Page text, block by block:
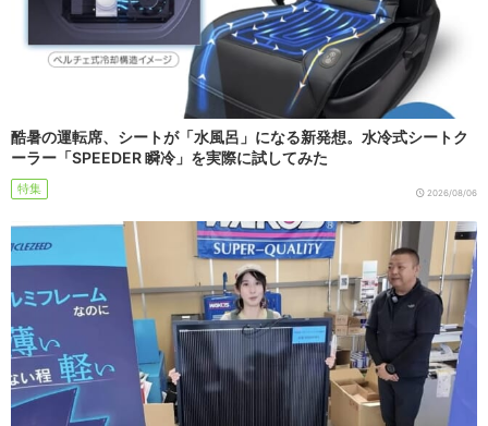
酷暑の運転席、シートが「水風呂」になる新発想。水冷式シートク
ーラー「SPEEDER 瞬冷」を実際に試してみた
特集 2026/08/06